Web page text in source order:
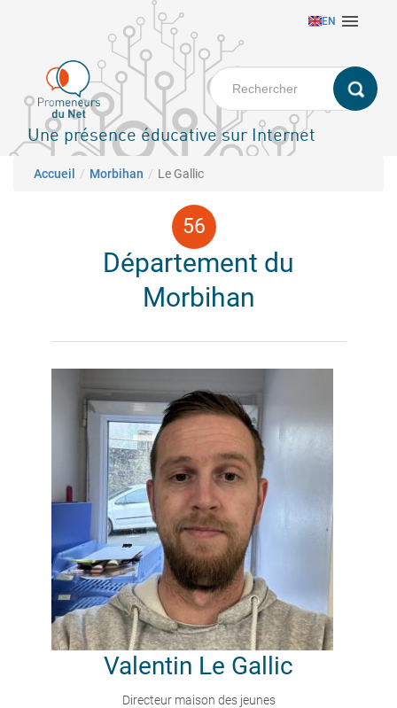
principal
EN 
Une présence éducative sur Internet
Fil d'Ariane
Accueil Morbihan Le Gallic
Département du
Morbihan
Valentin Le Gallic
Directeur maison des jeunes